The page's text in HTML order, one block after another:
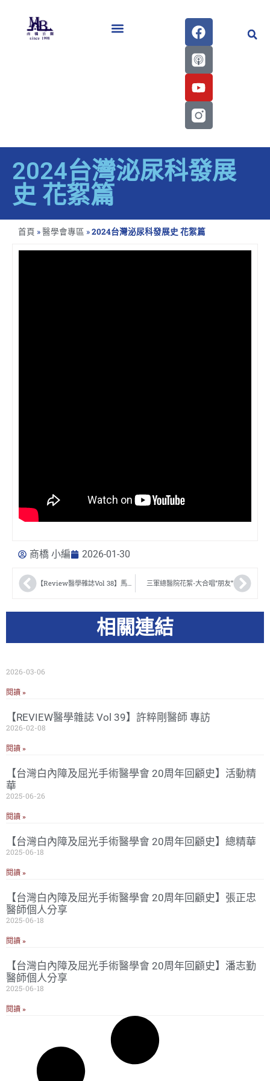
2024台灣泌尿科發展
史 花絮篇
首頁 »醫學會專區 »2024台灣泌尿科發展史 花絮篇
商橋 小編 2026-01-30
【Review醫學雜誌Vol 38】馬惠康醫師 專訪 三軍總醫院花絮-大合唱”朋友”
相關連結
2026-03-06
閱讀 »
【REVIEW醫學雜誌 Vol 39】許粹剛醫師 專訪
2026-02-08
閱讀 »
【台灣白內障及屈光手術醫學會 20周年回顧史】活動精
華
2025-06-26
閱讀 »
【台灣白內障及屈光手術醫學會 20周年回顧史】總精華
2025-06-18
閱讀 »
【台灣白內障及屈光手術醫學會 20周年回顧史】張正忠
醫師個人分享
2025-06-18
閱讀 »
【台灣白內障及屈光手術醫學會 20周年回顧史】潘志勤
醫師個人分享
2025-06-18
閱讀 »